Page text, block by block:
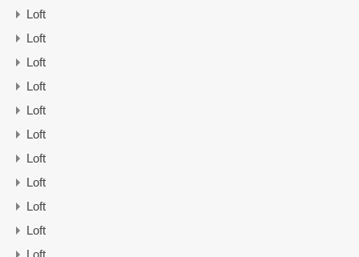
Loft
Loft
Loft
Loft
Loft
Loft
Loft
Loft
Loft
Loft